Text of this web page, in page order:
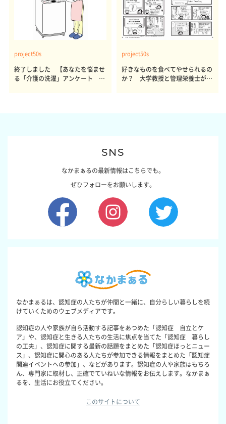
project50s
終了しました 【あなたを悩ませ
る「介護の洗濯」アンケート 体
project50s
好きなものを食べてやせられるの
か？ 大学教授と管理栄養士が出
SNS
なかまぁるの最新情報はこちらでも。
ぜひフォローをお願いします。
なかまぁるは、認知症の人たちが仲間と一緒に、自分らしい暮らしを続
けていくためのウェブメディアです。
認知症の人や家族が自ら活動する記事をあつめた「認知症 自立とケ
ア」や、認知症と生きる人たちの生活に焦点を当てた「認知症 暮らし
の工夫」、認知症に関する最新の話題をまとめた「認知症ほっとニュー
ス」、認知症に関心のある人たちが参加できる情報をまとめた「認知症
関連イベントへの参加」、などがあります。認知症の人や家族はもちろ
ん、専門家に取材し、正確でていねいな情報をお伝えします。なかまぁ
るを、生活にお役立てください。
このサイトについて